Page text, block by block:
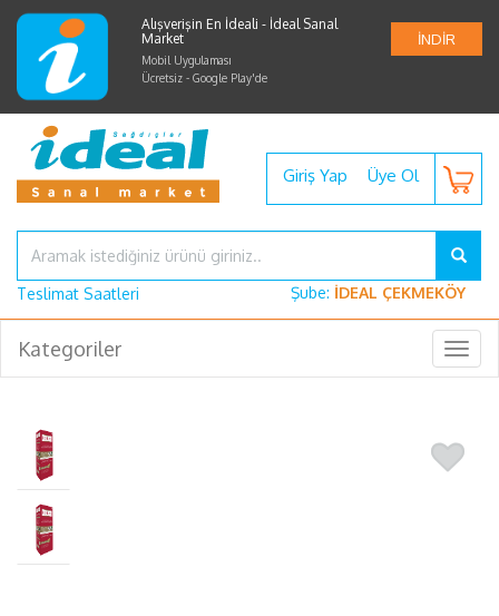
Alışverişin En İdeali - İdeal Sanal
Market
Mobil Uygulaması
Ücretsiz - Google Play'de
İNDİR
Giriş Yap Üye Ol
Teslimat Saatleri Şube: İDEAL ÇEKMEKÖY
Kategoriler